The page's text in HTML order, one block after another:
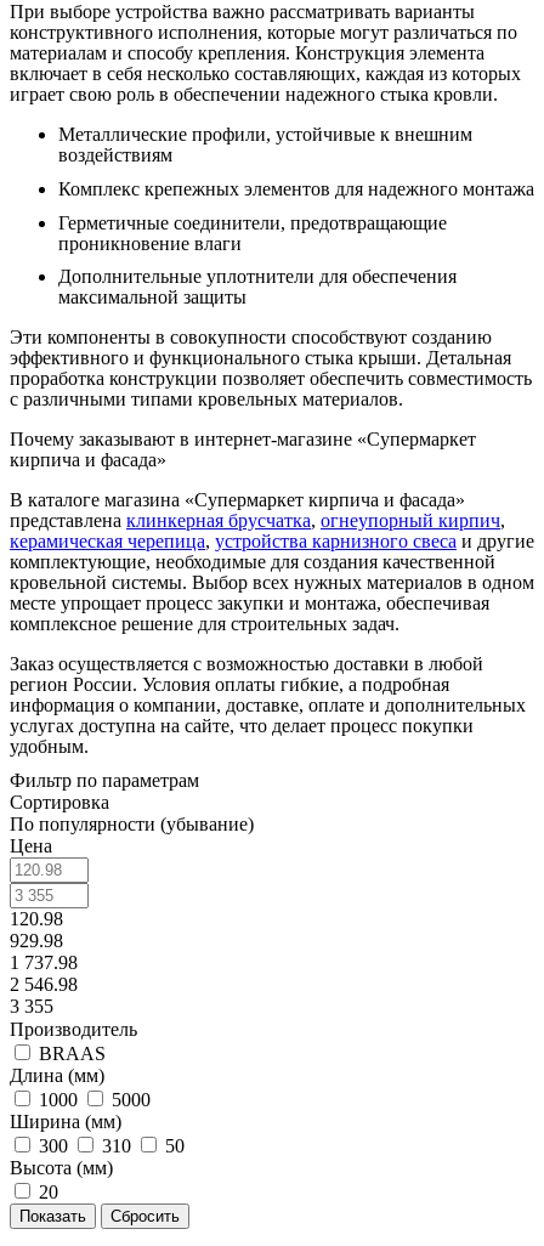
При выборе устройства важно рассматривать варианты
конструктивного исполнения, которые могут различаться по
материалам и способу крепления. Конструкция элемента
включает в себя несколько составляющих, каждая из которых
играет свою роль в обеспечении надежного стыка кровли.
Металлические профили, устойчивые к внешним
воздействиям
Комплекс крепежных элементов для надежного монтажа
Герметичные соединители, предотвращающие
проникновение влаги
Дополнительные уплотнители для обеспечения
максимальной защиты
Эти компоненты в совокупности способствуют созданию
эффективного и функционального стыка крыши. Детальная
проработка конструкции позволяет обеспечить совместимость
с различными типами кровельных материалов.
Почему заказывают в интернет-магазине «Супермаркет
кирпича и фасада»
В каталоге магазина «Супермаркет кирпича и фасада»
представлена клинкерная брусчатка, огнеупорный кирпич,
керамическая черепица, устройства карнизного свеса и другие
комплектующие, необходимые для создания качественной
кровельной системы. Выбор всех нужных материалов в одном
месте упрощает процесс закупки и монтажа, обеспечивая
комплексное решение для строительных задач.
Заказ осуществляется с возможностью доставки в любой
регион России. Условия оплаты гибкие, а подробная
информация о компании, доставке, оплате и дополнительных
услугах доступна на сайте, что делает процесс покупки
удобным.
Фильтр по параметрам
Сортировка
По популярности (убывание)
Цена
120.98
929.98
1 737.98
2 546.98
3 355
Производитель
BRAAS
Длина (мм)
1000
5000
Ширина (мм)
300
310
50
Высота (мм)
20
Сбросить